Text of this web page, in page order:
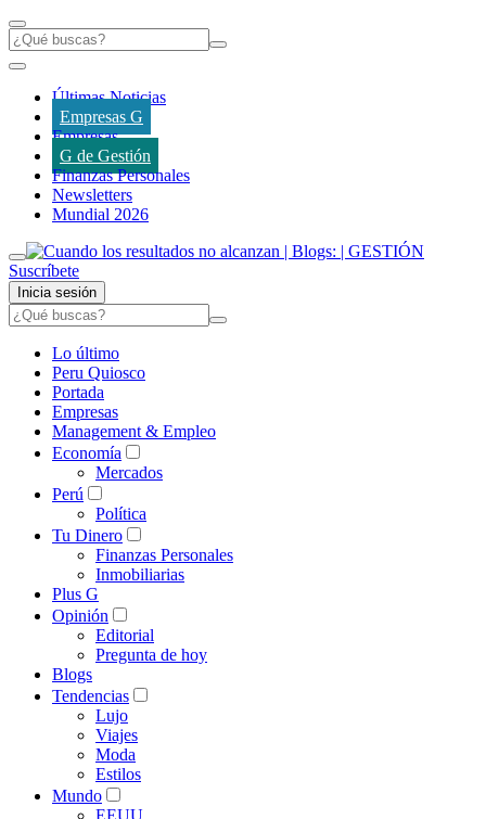
Últimas Noticias
Empresas G
Empresas
G de Gestión
Finanzas Personales
Newsletters
Mundial 2026
Suscríbete
Inicia sesión
Lo último
Peru Quiosco
Portada
Empresas
Management & Empleo
Economía
Mercados
Perú
Política
Tu Dinero
Finanzas Personales
Inmobiliarias
Plus G
Opinión
Editorial
Pregunta de hoy
Blogs
Tendencias
Lujo
Viajes
Moda
Estilos
Mundo
EEUU